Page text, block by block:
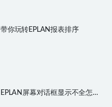
带你玩转EPLAN报表排序
EPLAN屏幕对话框显示不全怎么